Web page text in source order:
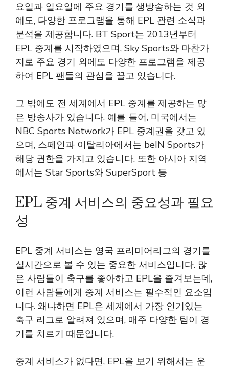
요일과 일요일에 주요 경기를 생방송하는 것 외
에도, 다양한 프로그램을 통해 EPL 관련 소식과
분석을 제공합니다. BT Sport는 2013년부터
EPL 중계를 시작하였으며, Sky Sports와 마찬가
지로 주요 경기 외에도 다양한 프로그램을 제공
하여 EPL 팬들의 관심을 끌고 있습니다.
그 밖에도 전 세계에서 EPL 중계를 제공하는 많
은 방송사가 있습니다. 예를 들어, 미국에서는
NBC Sports Network가 EPL 중계권을 갖고 있
으며, 스페인과 이탈리아에서는 beIN Sports가
해당 권한을 가지고 있습니다. 또한 아시아 지역
에서는 Star Sports와 SuperSport 등
EPL 중계 서비스의 중요성과 필요
성
EPL 중계 서비스는 영국 프리미어리그의 경기를
실시간으로 볼 수 있는 중요한 서비스입니다. 많
은 사람들이 축구를 좋아하고 EPL을 즐겨보는데,
이런 사람들에게 중계 서비스는 필수적인 요소입
니다. 왜냐하면 EPL은 세계에서 가장 인기있는
축구 리그로 알려져 있으며, 매주 다양한 팀이 경
기를 치르기 때문입니다.
중계 서비스가 없다면, EPL을 보기 위해서는 운